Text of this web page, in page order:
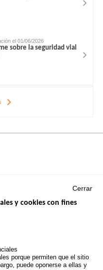
el 01/06/2026
sobre la seguridad vial
PROCEDENTES DE
Cerrar
y cookies con fines
porque permiten que el sitio
puede oponerse a ellas y